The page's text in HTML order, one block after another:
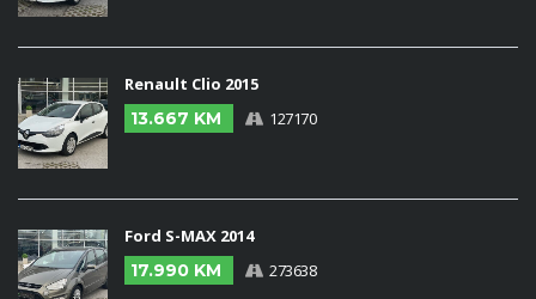
Renault Clio 2015
13.667 KM
127170
Ford S-MAX 2014
17.990 KM
273638